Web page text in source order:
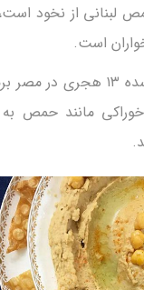
لبنانی از نخود
است.
پیشینهٔ حمص به سده ۱۳
مانند حمص به